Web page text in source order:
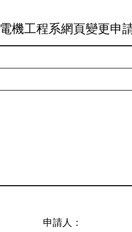
電機工程系網頁變更申
申請人：